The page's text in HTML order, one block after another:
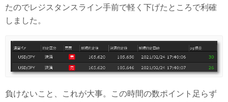
たのでレジスタンスライン手前で軽く下げたところで利確
しました。
負けないこと、これが大事。この時間の数ポイント足らず